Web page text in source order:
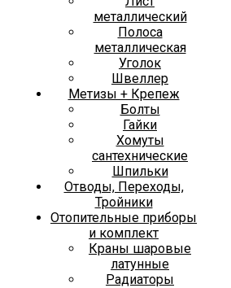
металлический
Полоса
металлическая
Уголок
Швеллер
Метизы + Крепеж
Болты
Гайки
Хомуты
сантехнические
Шпильки
Отводы, Переходы,
Тройники
Отопительные приборы
и комплект
Краны шаровые
латунные
Радиаторы